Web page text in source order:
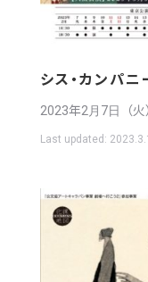
シス・カンパニ
2023年2月7日（火
Last updated: